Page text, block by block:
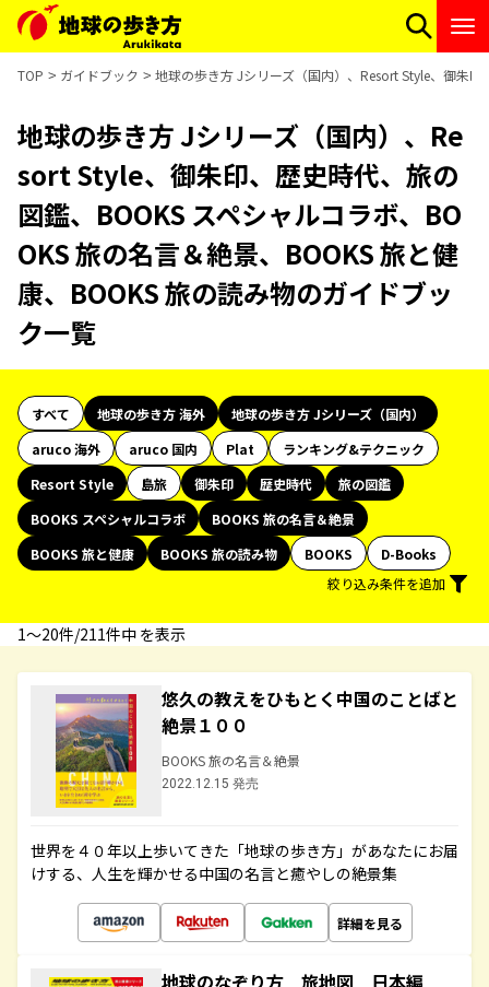
TOP ガイドブック 地球の歩き方 Jシリーズ（国内）、Resort Style、御朱
地球の歩き方 Jシリーズ（国内）、Re
sort Style、御朱印、歴史時代、旅の
図鑑、BOOKS スペシャルコラボ、BO
OKS 旅の名言＆絶景、BOOKS 旅と健
康、BOOKS 旅の読み物のガイドブッ
ク一覧
すべて 地球の歩き方 海外
地球の歩き方 Jシリーズ（国内）
aruco 海外
aruco 国内 Plat
ランキング&テクニック
Resort Style
島旅 御朱印 歴史時代
旅の図鑑
BOOKS スペシャルコラボ
BOOKS 旅の名言＆絶景
BOOKS 旅と健康
BOOKS 旅の読み物 BOOKS
D-Books
絞り込み条件を追加
1〜20件/211件中 を表示
悠久の教えをひもとく中国のことばと
絶景１００
BOOKS 旅の名言＆絶景
2022.12.15 発売
世界を４０年以上歩いてきた「地球の歩き方」があなたにお届
けする、人生を輝かせる中国の名言と癒やしの絶景集
詳細を見る
地球のなぞり方 旅地図 日本編